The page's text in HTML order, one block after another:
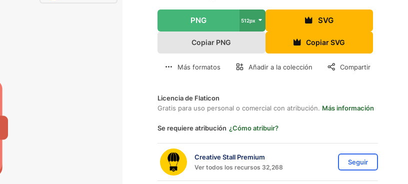
PNG 512px SVG
Copiar PNG Copiar SVG
Más formatos Añadir a la colección Compartir
Licencia de Flaticon
Gratis para uso personal o comercial con atribución. Más información
Se requiere atribución ¿Cómo atribuir?
Creative Stall Premium
Ver todos los recursos 32,268
Seguir